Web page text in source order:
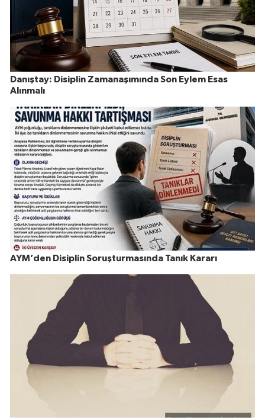
Danıştay: Disiplin Zamanaşımında Son Eylem Esas
Alınmalı
AYM’den Disiplin Soruşturmasında Tanık Kararı